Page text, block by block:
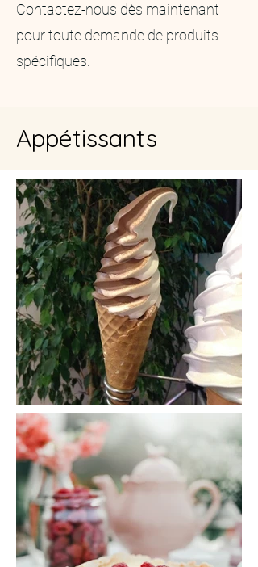
Contactez-nous dès maintenant
pour toute demande de produits
spécifiques.
Appétissants